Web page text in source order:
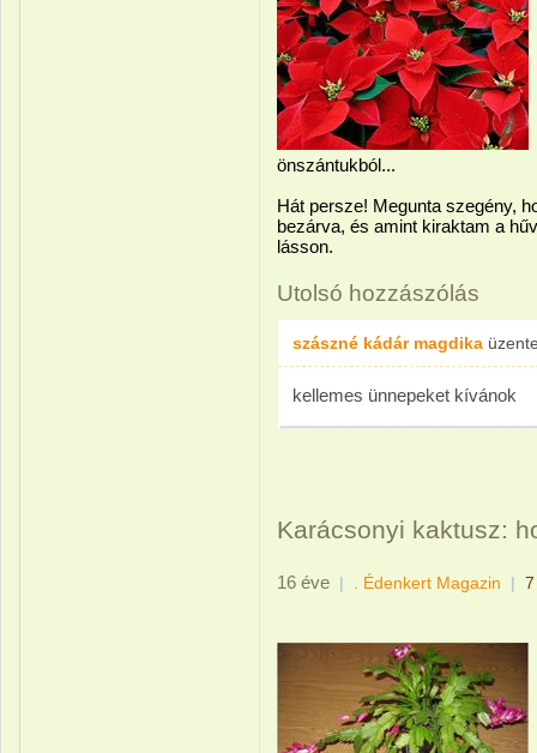
önszántukból...
Hát persze! Megunta szegény,
bezárva, és amint kiraktam a
lásson.
Utolsó hozzászólás
szászné kádár magdika
kellemes ünnepeket kívánok
Karácsonyi kaktusz:
16 éve | . Édenkert Magazin |